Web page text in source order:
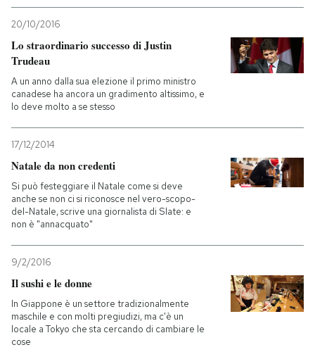
AREA PERSONALE
Entra
20/10/2016
Lo straordinario successo di Justin
Trudeau
A un anno dalla sua elezione il primo ministro
canadese ha ancora un gradimento altissimo, e
lo deve molto a se stesso
17/12/2014
Natale da non credenti
Si può festeggiare il Natale come si deve
anche se non ci si riconosce nel vero-scopo-
del-Natale, scrive una giornalista di Slate: e
non è "annacquato"
9/2/2016
Il sushi e le donne
In Giappone è un settore tradizionalmente
maschile e con molti pregiudizi, ma c'è un
locale a Tokyo che sta cercando di cambiare le
cose